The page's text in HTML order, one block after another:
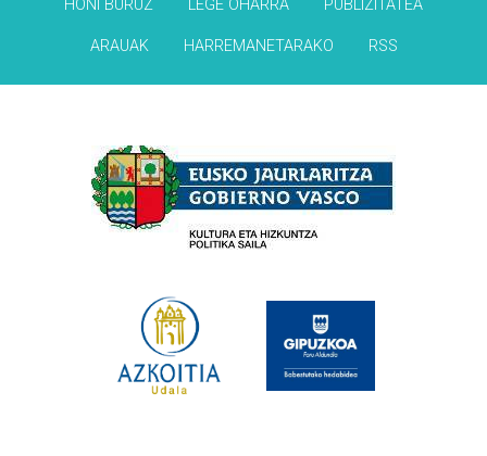
HONI BURUZ LEGE OHARRA PUBLIZITATEA
ARAUAK HARREMANETARAKO RSS